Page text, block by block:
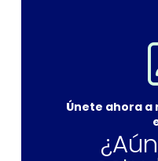
Únete ahora